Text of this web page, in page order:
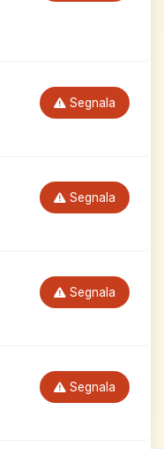
Segnala
Segnala
Segnala
Segnala